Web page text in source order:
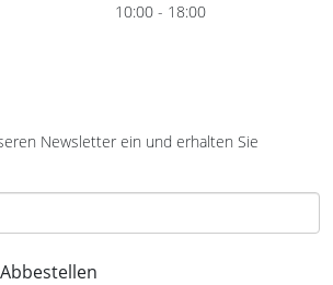
10:00 - 18:00
Newsletter ein und erhalten Sie